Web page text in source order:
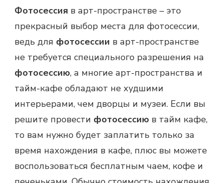
Фотосессия в арт-пространстве – это
прекрасный выбор места для фотосессии,
ведь для фотосессии в арт-пространстве
не требуется специального разрешения на
фотосессию, а многие арт-пространства и
тайм-кафе обладают не худшими
интерьерами, чем дворцы и музеи. Если вы
решите провести фотосессию в тайм кафе,
то вам нужно будет заплатить только за
время нахождения в кафе, плюс вы можете
воспользоваться бесплатным чаем, кофе и